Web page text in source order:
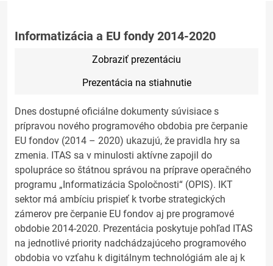
Informatizácia a EU fondy 2014-2020
Zobraziť prezentáciu
Prezentácia na stiahnutie
Dnes dostupné oficiálne dokumenty súvisiace s
prípravou nového programového obdobia pre čerpanie
EU fondov (2014 – 2020) ukazujú, že pravidla hry sa
zmenia. ITAS sa v minulosti aktívne zapojil do
spolupráce so štátnou správou na príprave operačného
programu „Informatizácia Spoločnosti“ (OPIS). IKT
sektor má ambíciu prispieť k tvorbe strategických
zámerov pre čerpanie EU fondov aj pre programové
obdobie 2014-2020. Prezentácia poskytuje pohľad ITAS
na jednotlivé priority nadchádzajúceho programového
obdobia vo vzťahu k digitálnym technológiám ale aj k